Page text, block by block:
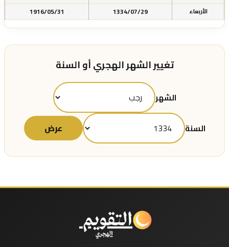
الأربعاء 1334/07/29
1916/05/31
تغيير الشهر الهجري أو السنة
الشهر
السنة عرض